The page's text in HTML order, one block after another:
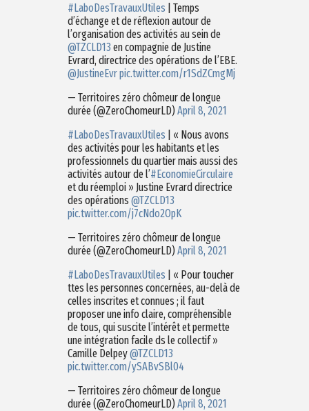
#LaboDesTravauxUtiles | Temps
d’échange et de réflexion autour de
l’organisation des activités au sein de
@TZCLD13 en compagnie de Justine
Evrard, directrice des opérations de l’EBE.
@JustineEvrpic.twitter.com/r1SdZCmgMj
— Territoires zéro chômeur de longue
durée (@ZeroChomeurLD)April 8, 2021
#LaboDesTravauxUtiles | « Nous avons
des activités pour les habitants et les
professionnels du quartier mais aussi des
activités autour de l’#EconomieCirculaire
et du réemploi » Justine Evrard directrice
des opérations @TZCLD13
pic.twitter.com/j7cNdo2OpK
— Territoires zéro chômeur de longue
durée (@ZeroChomeurLD)April 8, 2021
#LaboDesTravauxUtiles | « Pour toucher
ttes les personnes concernées, au-delà de
celles inscrites et connues ; il faut
proposer une info claire, compréhensible
de tous, qui suscite l’intérêt et permette
une intégration facile ds le collectif »
Camille Delpey@TZCLD13
pic.twitter.com/ySABvSBl04
— Territoires zéro chômeur de longue
durée (@ZeroChomeurLD)April 8, 2021